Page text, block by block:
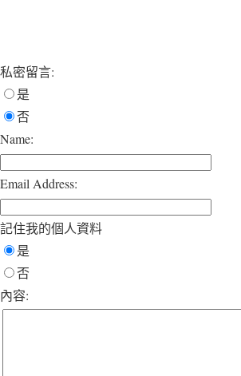
私密留言:
是
否
Name:
Email Address:
記住我的個人資料
是
否
內容: